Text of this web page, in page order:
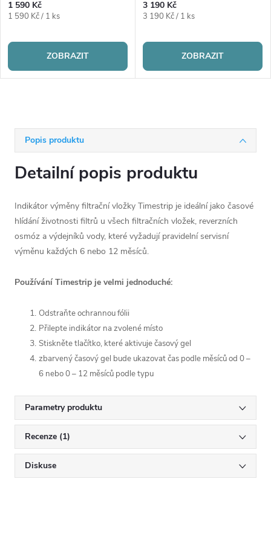
Popis produktu
Detailní popis produktu
Indikátor výměny filtrační vložky Timestrip je ideální jako časové
hlídání životnosti filtrů u všech filtračních vložek, reverzních
osmóz a výdejníků vody, které vyžadují pravidelní servisní
výměnu každých 6 nebo 12 měsíců.
Používání Timestrip je velmi jednoduché:
Odstraňte ochrannou fólii
Přilepte indikátor na zvolené místo
Stiskněte tlačítko, které aktivuje časový gel
zbarvený časový gel bude ukazovat čas podle měsíců od 0 –
6 nebo 0 – 12 měsíců podle typu
Parametry produktu
Recenze (1)
Diskuse
1 590 Kč
Měrná
1 590 Kč / 1 ks
ZOBRAZIT
3 190 Kč
Měrná
3 190 Kč / 1 ks
ZOBRAZIT